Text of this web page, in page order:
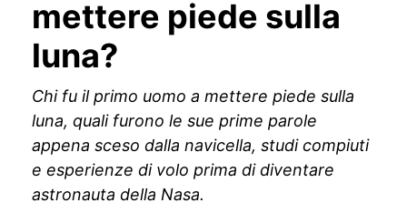
mettere piede sulla
luna?
Chi fu il primo uomo a mettere piede sulla
luna, quali furono le sue prime parole
appena sceso dalla navicella, studi compiuti
e esperienze di volo prima di diventare
astronauta della Nasa.